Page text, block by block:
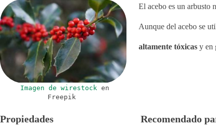
Imagen de wirestock en
Freepik
El acebo es un arbusto
Aunque del acebo se
altamente tóxicas y en
Propiedades Recomendado